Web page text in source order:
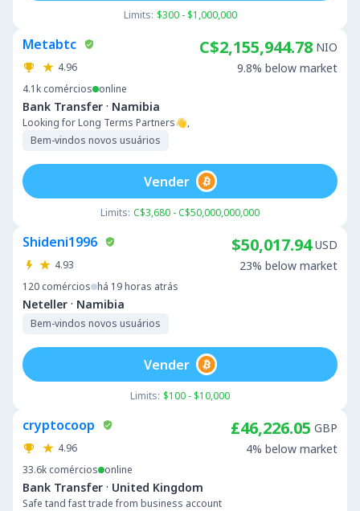
Limits: $300 - $1,000,000
Metabtc
4.96
4.1k comércios online
Bank Transfer · Namibia
Looking for Long Terms Partners👋,
Bem-vindos novos usuários
C$2,155,944.78 NIO
9.8% below market
Limits: C$3,680 - C$50,000,000,000
Vender
Shideni1996
4.93
120 comércios há 19 horas atrás
Neteller · Namibia
Bem-vindos novos usuários
$50,017.94 USD
23% below market
Limits: $100 - $10,000
Vender
cryptocoop
4.96
33.6k comércios online
Bank Transfer · United Kingdom
Safe tand fast trade from business account
£46,226.05 GBP
4% below market